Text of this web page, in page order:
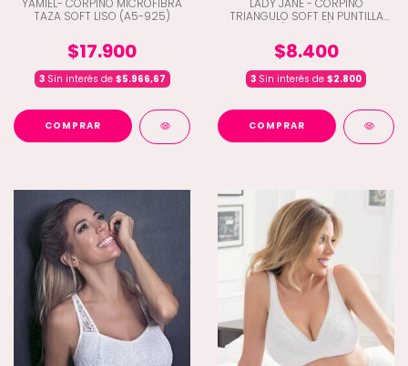
YAMIEL- CORPIÑO MICROFIBRA
TAZA SOFT LISO (A5-925)
$17.900
3Sin interés de $5.966,67
COMPRAR
LADY JANE - CORPIÑO
TRIANGULO SOFT EN PUNTILLA
$8.400
3 Sin interés de $2.800
COMPRAR